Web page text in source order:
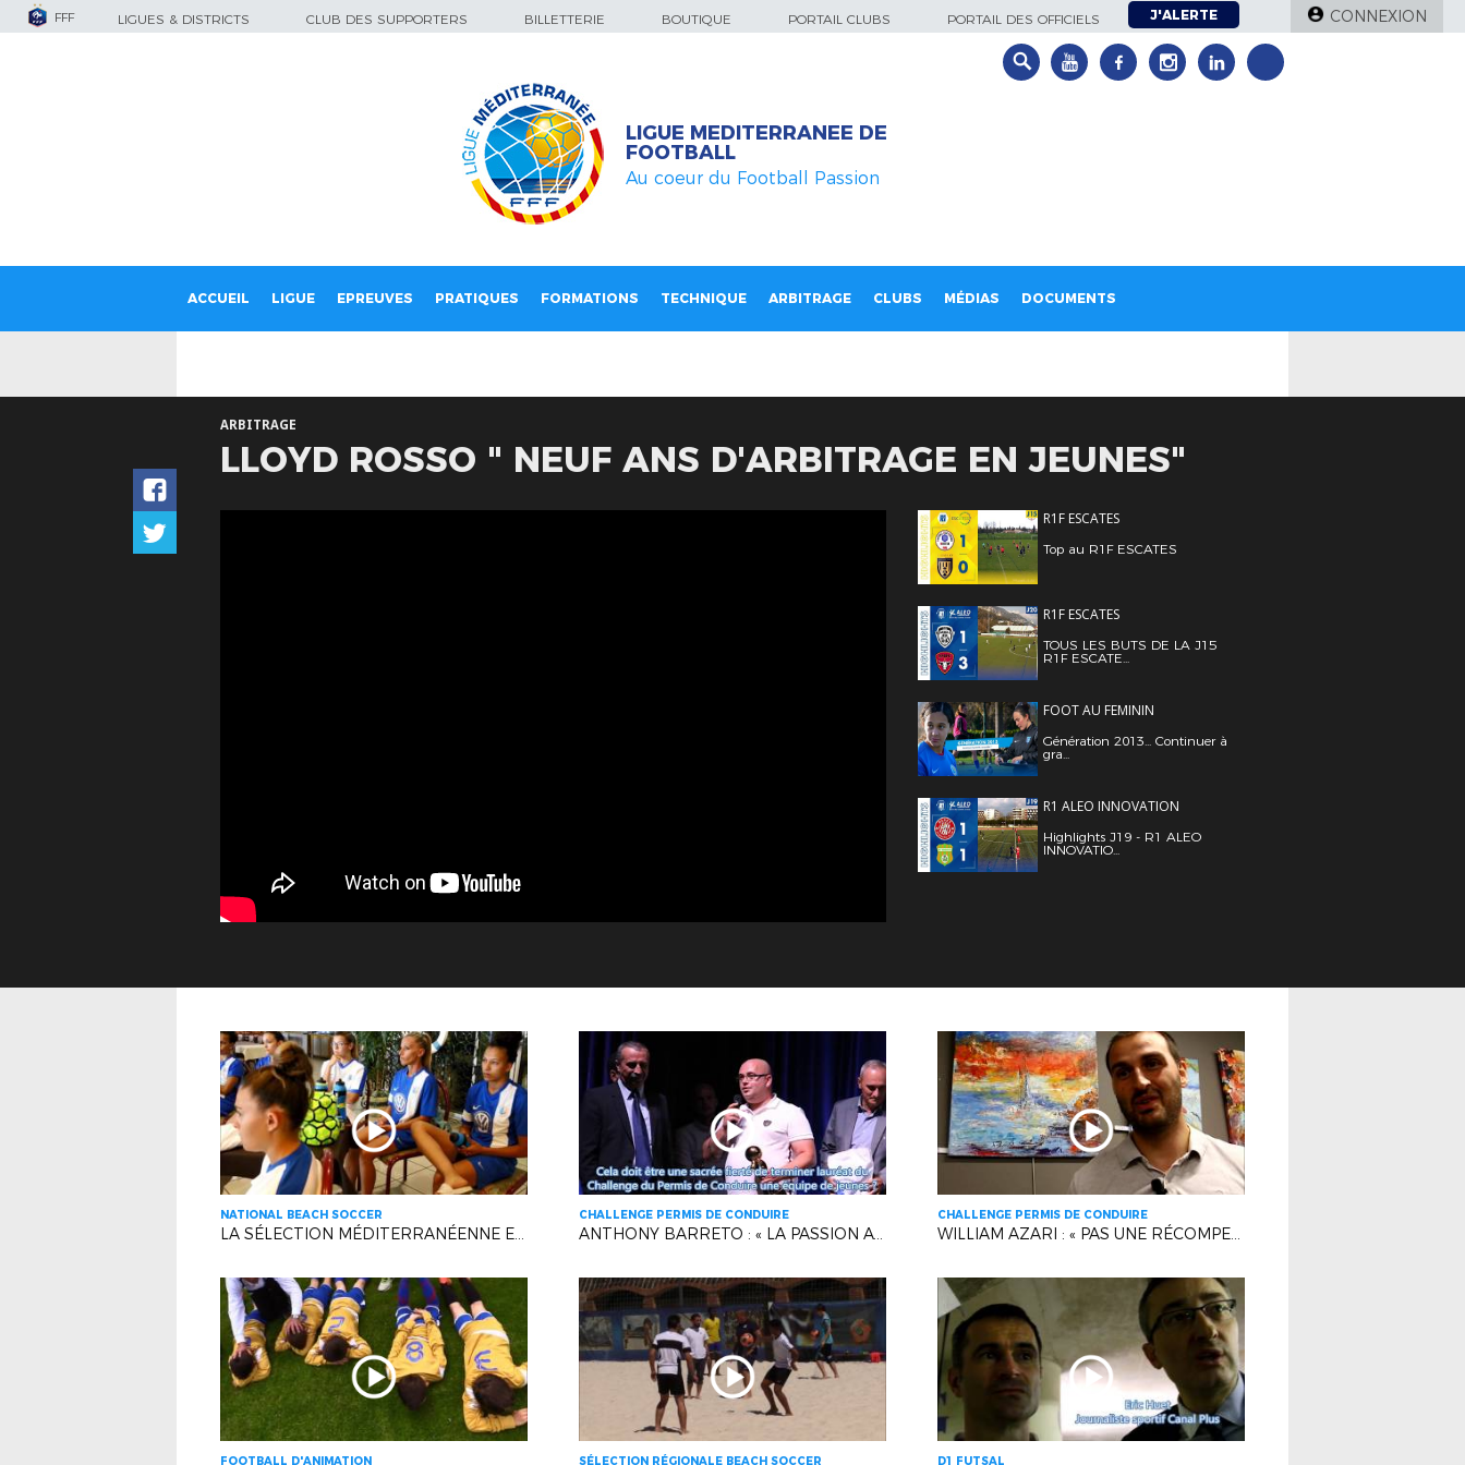
FFF LIGUES & DISTRICTS CLUB DES SUPPORTERS BILLETTERIE BOUTIQUE PORTAIL CLUBS PORTAIL DES OFFICIELS J'ALERTE CONNEXION
LIGUE MEDITERRANEE DE
FOOTBALL
Au coeur du Football Passion
ACCUEIL LIGUE EPREUVES PRATIQUES FORMATIONS TECHNIQUE ARBITRAGE CLUBS MÉDIAS DOCUMENTS
ARBITRAGE
LLOYD ROSSO " NEUF ANS D'ARBITRAGE EN JEUNES"
R1F ESCATES
Top au R1F ESCATES
R1F ESCATES
TOUS LES BUTS DE LA J15
R1F ESCATE...
FOOT AU FEMININ
Génération 2013... Continuer à
gra...
R1 ALEO INNOVATION
Highlights J19 - R1 ALEO
INNOVATIO...
NATIONAL BEACH SOCCER
LA SÉLECTION MÉDITERRANÉENNE EN LIVE !
CHALLENGE PERMIS DE CONDUIRE
ANTHONY BARRETO : « LA PASSION AVANT TOUT ! »
CHALLENGE PERMIS DE CONDUIRE
WILLIAM AZARI : « PAS UNE RÉCOMPENSE INDIVIDUELLE ! »
FOOTBALL D'ANIMATION SÉLECTION RÉGIONALE BEACH SOCCER D1 FUTSAL